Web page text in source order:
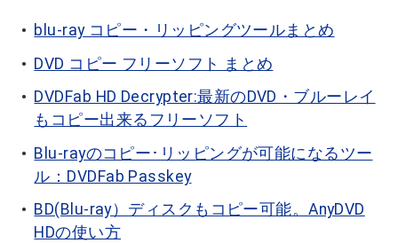
blu-ray コピー・リッピングツールまとめ
DVD コピー フリーソフト まとめ
DVDFab HD Decrypter:最新のDVD・ブルーレイ
もコピー出来るフリーソフト
Blu-rayのコピー･リッピングが可能になるツー
ル：DVDFab Passkey
BD(Blu-ray）ディスクもコピー可能。AnyDVD
HDの使い方